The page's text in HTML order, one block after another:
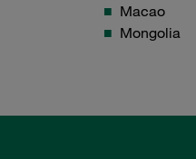
Macao
Mongolia